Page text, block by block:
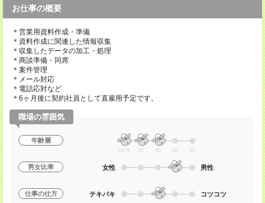
お仕事の概要
＊営業用資料作成・準備
＊資料作成に関連した情報収集
＊収集したデータの加工・処理
＊商談準備・同席
＊案件管理
＊メール対応
＊電話応対など
＊6ヶ月後に契約社員として直雇用予定です。
職場の雰囲気
年齢層
20代 30 40 50 60
男女比率 女性 男性
仕事の仕方 テキパキ コツコツ